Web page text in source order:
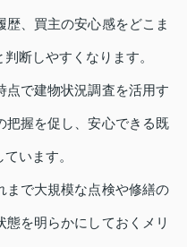
、買主の安心感をどこま
断しやすくなります。
点で建物状況調査を活用す
把握を促し、安心できる既
います。
まで大規模な点検や修繕の
を明らかにしておくメリ